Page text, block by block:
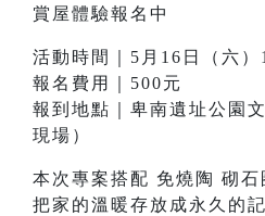
賞屋體驗報名中
活動時間｜5月16日（六）
報名費用｜500元
報到地點｜卑南遺址公園
現場）
本次專案搭配 免燒陶 砌石
把家的溫暖存放成永久的